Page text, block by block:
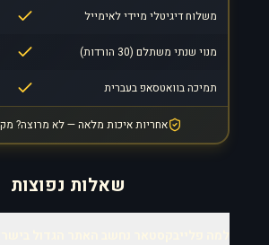
משלוח דיגיטלי מיידי לאימייל
מנוי שנתי משתלם (30 הורדות)
תמיכה בוואטסאפ בעברית
אחריות איכות מלאה — לא מרוצה?
שאלות נפוצות